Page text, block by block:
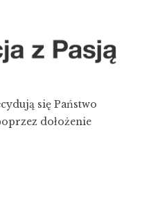
się Państwo
dołożenie